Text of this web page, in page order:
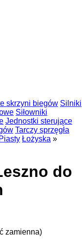
skrzyni biegów Silniki
Siłowniki
Jednostki sterujące
Tarczy sprzęgła
Piasty Łożyska »
do
zamienna)